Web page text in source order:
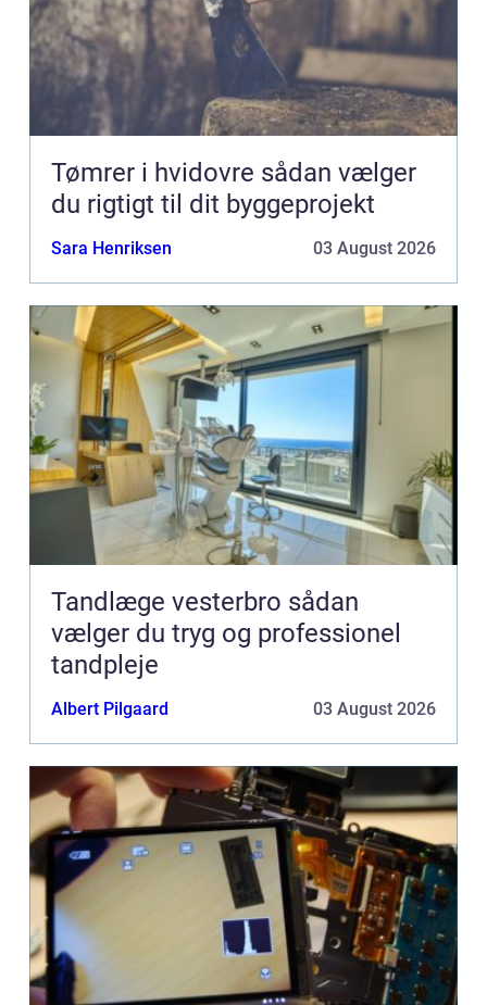
Tømrer i hvidovre sådan vælger
du rigtigt til dit byggeprojekt
Sara Henriksen 03 August 2026
Tandlæge vesterbro sådan
vælger du tryg og professionel
tandpleje
Albert Pilgaard 03 August 2026